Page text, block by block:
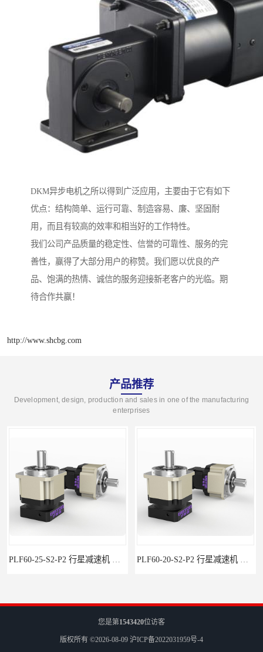
DKM异步电机之所以得到广泛应用，主要由于它有如下
优点：结构简单、运行可靠、制造容易、廉、坚固耐
用，而且有较高的效率和相当好的工作特性。
我们公司产品质量的稳定性、信誉的可靠性、服务的完
善性，赢得了大部分用户的称赞。我们愿以优良的产
品、饱满的热情、诚信的服务迎接新老客户的光临。期
待合作共赢！
http://www.shcbg.com
产品推荐
Development, design, production and sales in one of the manufacturing
enterprises
您是第1543420位访客
版权所有 ©2026-08-09 沪ICP备2022031959号-4